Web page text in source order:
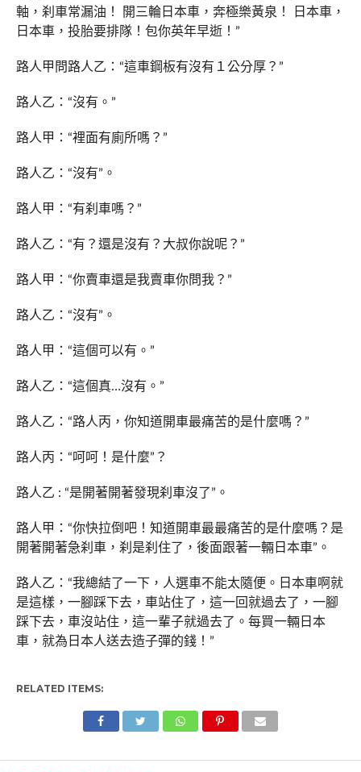
軸，刹車常漏油！ 開三輪日本車，奔極樂黃泉！ 日本車，
日本車，投胎要排隊！包你英年早逝！”
路人甲問路人乙：“這車鋼板有沒有１公分厚？”
路人乙：“沒有。”
路人甲：“裡面有廁所嗎？”
路人乙：“沒有”。
路人甲：“有刹車嗎？”
路人乙：“有？還是沒有？大叔你說呢？”
路人甲：“你賣車還是我賣車你問我？”
路人乙：“沒有”。
路人甲：“這個可以有。”
路人乙：“這個真…沒有。”
路人乙：“路人丙，你知道開車最痛苦的是什麼嗎？”
路人丙：“呵呵！是什麼”？
路人乙 : “是開著開著發現刹車沒了”。
路人甲：“你快拉倒吧！知道開車最最痛苦的是什麼嗎？是
開著開著急刹車，刹是刹住了，後面跟著一輛日本車”。
路人乙：“我總結了一下，人選車不能太隨便。日本車啊就
是這樣，一腳踩下去，車站住了，這一回就過去了，一腳
踩下去，車沒站住，這一輩子就過去了。每買一輛日本
車，就為日本人送去造子彈的錢！”
RELATED ITEMS: